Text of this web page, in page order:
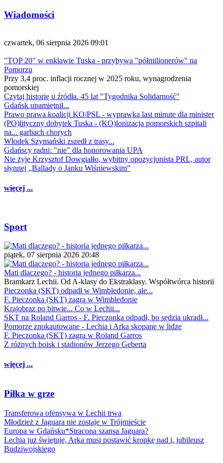
Wiadomości
czwartek, 06 sierpnia 2026 09:01
"TOP 20" w enklawie Tuska - przybywa "półmilionerów" na
Pomorzu
Przy 3,4 proc. inflacji rocznej w 2025 roku, wynagrodzenia
pomorskiej
Czytaj historię u źródła. 45 lat "Tygodnika Solidarność"
Gdańsk upamiętnił...
Prawo prawa koalicji KO/PSL - wyprawka last minute dla minister
(PO)lityczny dobytek Tuska - (KO)lonizacja pomorskich szpitali
na... garbach chorych
Włodek Szymański zszedł z trasy...
Gdańscy radni: "nie" dla honorowania UPA
Nie żyje Krzysztof Dowgiałło, wybitny opozycjonista PRL, autor
słynnej „Ballady o Janku Wiśniewskim”
więcej ...
Sport
piątek, 07 sierpnia 2026 20:48
Mati dlaczego? - historia jednego piłkarza...
Bramkarz Lechii. Od A-klasy do Ekstraklasy. Współtwórca historii
Pieczonka (SKT) odpadł w Wimbledonie, ale...
F. Pieczonka (SKT) zagra w Wimbledonie
Krajobraz po bitwie... Co w Lechii...
SKT na Roland Garros - F. Pieczonka odpadł, bo sędzia ukradł...
Pomorze znokautowane - Lechia i Arka skopane w lidze
F. Pieczonka (SKT) zagra w Roland Garros
Z różnych boisk i stadionów Jerzego Geberta
więcej ...
Piłka w grze
Transferowa ofensywa w Lechii trwa
Młodzież z Jaguara nie zostaje w Trójmieście
Europa w Gdańsku*Stracona szansa Jaguara?
Lechia już świętuje, Arka musi postawić kropkę nad i, jubileusz
Budziwojskiego